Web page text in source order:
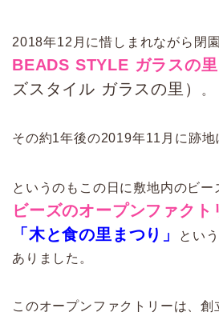
2018年12月に惜しまれながら閉
BEADS STYLE ガラスの里
ズスタイル ガラスの里）
。
その約1年後の2019年11月に跡地
というのもこの日に敷地内のビー
ビーズのオープンファクト
「木と食の里まつり」
とい
ありました。
このオープンファクトリーは、